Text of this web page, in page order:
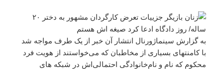
به گزارش سینماژورنال انتشار آن خبر از یک طرف مواجه شد
با کامنتهای بسیاری از مخاطبان که می‌خواستند از هویت فرد
محکوم که نام و نام‌خانوادگی احتمالی‌اش در شبکه های